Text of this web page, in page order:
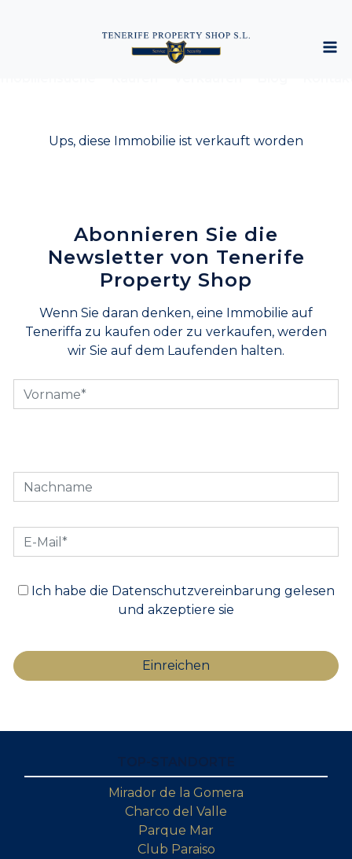
Ups, diese Immobilie ist verkauft worden
Abonnieren Sie die
Newsletter von Tenerife
Property Shop
Wenn Sie daran denken, eine Immobilie auf
Teneriffa zu kaufen oder zu verkaufen, werden
wir Sie auf dem Laufenden halten.
Ich habe die Datenschutzvereinbarung gelesen
und akzeptiere sie
Mirador de la Gomera
Charco del Valle
Parque Mar
Club Paraiso